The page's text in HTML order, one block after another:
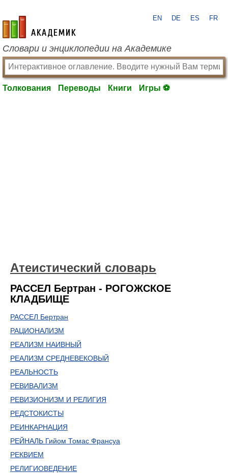
academic.ru
EN DE ES FR
Словари и энциклопедии на Академике
Толкования Переводы Книги Игры ⚽
Атеистический словарь
РАССЕЛ Бертран - РОГОЖСКОЕ
КЛАДБИЩЕ
РАССЕЛ Бертран
РАЦИОНАЛИЗМ
РЕАЛИЗМ НАИВНЫЙ
РЕАЛИЗМ СРЕДНЕВЕКОВЫЙ
РЕАЛЬНОСТЬ
РЕВИВАЛИЗМ
РЕВИЗИОНИЗМ И РЕЛИГИЯ
РЕДСТОКИСТЫ
РЕИНКАРНАЦИЯ
РЕЙНАЛЬ Гийом Томас Франсуа
РЕКВИЕМ
РЕЛИГИОВЕДЕНИЕ